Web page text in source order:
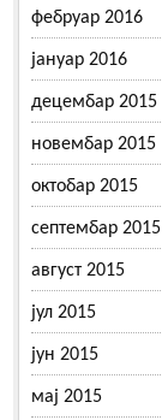
фебруар 2016
јануар 2016
децембар 2015
новембар 2015
октобар 2015
септембар 2015
август 2015
јул 2015
јун 2015
мај 2015